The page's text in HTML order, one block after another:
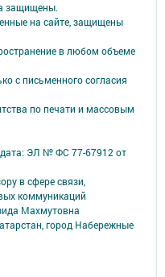
защищены.
на сайте, защищены
в любом объеме
с письменного согласия
по печати и массовым
ЭЛ № ФС 77-67912 от
в сфере связи,
коммуникаций
Махмутовна
город Набережные